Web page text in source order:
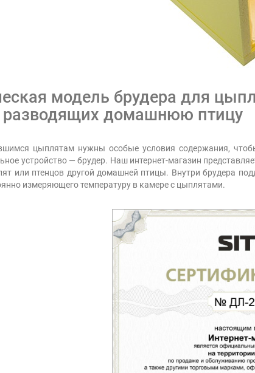
модель брудера для
разводящих домашнюю птицу
цыплятам нужны особые условия содержания,
устройство — брудер. Наш интернет-магазин
или птенцов другой домашней птицы. Внутри брудера
измеряющего температуру в камере с цыплятами.